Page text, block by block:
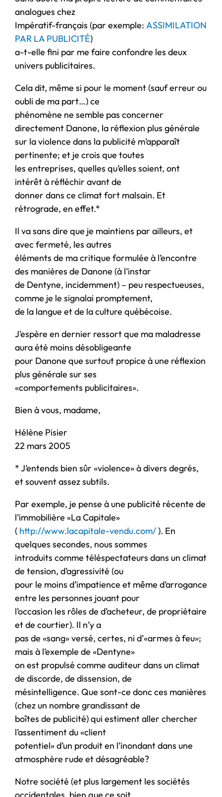
analogues chez
Impératif-français (par exemple: ASSIMILATION
PAR LA PUBLICITÉ)
a-t-elle fini par me faire confondre les deux
univers publicitaires.
Cela dit, même si pour le moment (sauf erreur ou
oubli de ma part…) ce
phénomène ne semble pas concerner
directement Danone, la réflexion plus générale
sur la violence dans la publicité m’apparaît
pertinente; et je crois que toutes
les entreprises, quelles qu’elles soient, ont
intérêt à réfléchir avant de
donner dans ce climat fort malsain. Et
rétrograde, en effet.*
Il va sans dire que je maintiens par ailleurs, et
avec fermeté, les autres
éléments de ma critique formulée à l’encontre
des manières de Danone (à l’instar
de Dentyne, incidemment) – peu respectueuses,
comme je le signalai promptement,
de la langue et de la culture québécoise.
J’espère en dernier ressort que ma maladresse
aura été moins désobligeante
pour Danone que surtout propice à une réflexion
plus générale sur ses
«comportements publicitaires».
Bien à vous, madame,
Hélène Pisier
22 mars 2005
* J’entends bien sûr «violence» à divers degrés,
et souvent assez subtils.
Par exemple, je pense à une publicité récente de
l’immobilière «La Capitale»
( http://www.lacapitale-vendu.com/). En
quelques secondes, nous sommes
introduits comme téléspectateurs dans un climat
de tension, d’agressivité (ou
pour le moins d’impatience et même d’arrogance
entre les personnes jouant pour
l’occasion les rôles de d’acheteur, de propriétaire
et de courtier). Il n’y a
pas de «sang» versé, certes, ni d’«armes à feu»;
mais à l’exemple de «Dentyne»
on est propulsé comme auditeur dans un climat
de discorde, de dissension, de
mésintelligence. Que sont-ce donc ces manières
(chez un nombre grandissant de
boîtes de publicité) qui estiment aller chercher
l’assentiment du «client
potentiel» d’un produit en l’inondant dans une
atmosphère rude et désagréable?
Notre société (et plus largement les sociétés
occidentales, bien que ce soit